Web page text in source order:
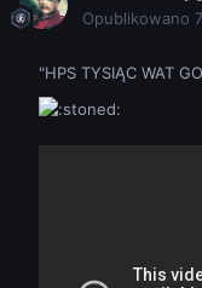
Opublikowano
"HPS TYSIĄC WAT